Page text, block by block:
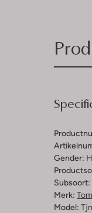
Gender:
Subsoort:
Merk:
Model: